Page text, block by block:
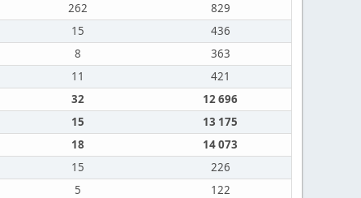
262
829
15
436
8
363
11
421
32
12 696
15
13 175
18
14 073
15
226
5
122